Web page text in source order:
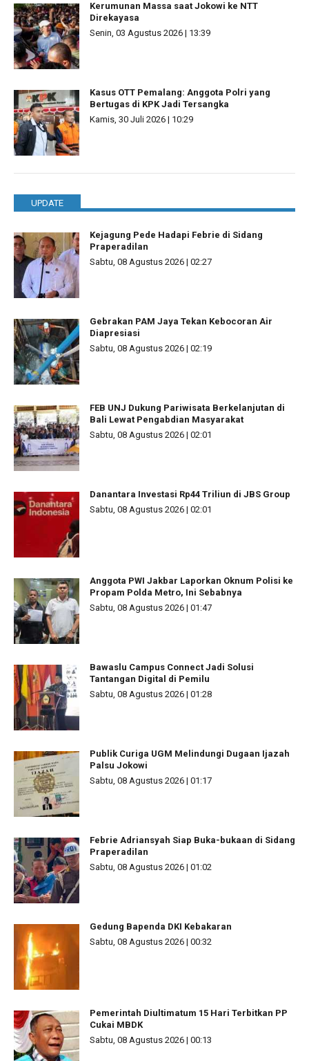
Kerumunan Massa saat Jokowi ke NTT
Direkayasa
Senin, 03 Agustus 2026 | 13:39
Kasus OTT Pemalang: Anggota Polri yang
Bertugas di KPK Jadi Tersangka
Kamis, 30 Juli 2026 | 10:29
UPDATE
Kejagung Pede Hadapi Febrie di Sidang
Praperadilan
Sabtu, 08 Agustus 2026 | 02:27
Gebrakan PAM Jaya Tekan Kebocoran Air
Diapresiasi
Sabtu, 08 Agustus 2026 | 02:19
FEB UNJ Dukung Pariwisata Berkelanjutan di
Bali Lewat Pengabdian Masyarakat
Sabtu, 08 Agustus 2026 | 02:01
Danantara Investasi Rp44 Triliun di JBS Group
Sabtu, 08 Agustus 2026 | 02:01
Anggota PWI Jakbar Laporkan Oknum Polisi ke
Propam Polda Metro, Ini Sebabnya
Sabtu, 08 Agustus 2026 | 01:47
Bawaslu Campus Connect Jadi Solusi
Tantangan Digital di Pemilu
Sabtu, 08 Agustus 2026 | 01:28
Publik Curiga UGM Melindungi Dugaan Ijazah
Palsu Jokowi
Sabtu, 08 Agustus 2026 | 01:17
Febrie Adriansyah Siap Buka-bukaan di Sidang
Praperadilan
Sabtu, 08 Agustus 2026 | 01:02
Gedung Bapenda DKI Kebakaran
Sabtu, 08 Agustus 2026 | 00:32
Pemerintah Diultimatum 15 Hari Terbitkan PP
Cukai MBDK
Sabtu, 08 Agustus 2026 | 00:13